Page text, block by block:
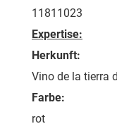
11811023
Expertise:
Herkunft:
Vino de la tierra
Farbe:
rot